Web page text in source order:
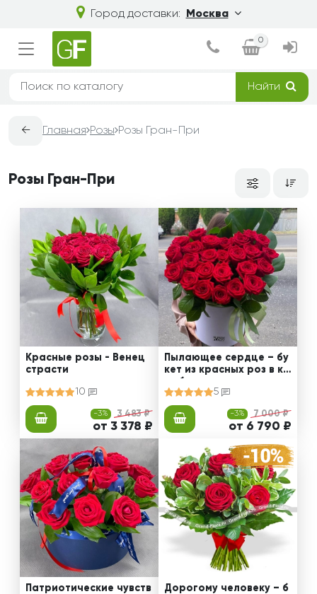
Город доставки: Москва
0
Найти
← Главная Розы Розы Гран-При
Розы Гран-При
Красные розы - Венец
страсти
10
-3% 3 483 ₽
от 3 378 ₽
Пылающее сердце – бу
кет из красных роз в ко
5
-3% 7 000 ₽
от 6 790 ₽
Патриотические чувств
Дорогому человеку – б